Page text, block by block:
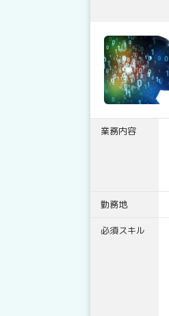
業務内容
勤務地
必須スキル